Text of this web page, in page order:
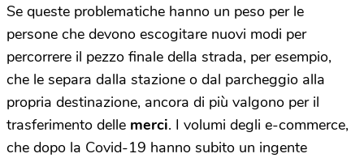
Se queste problematiche hanno un peso per le
persone che devono escogitare nuovi modi per
percorrere il pezzo finale della strada, per esempio,
che le separa dalla stazione o dal parcheggio alla
propria destinazione, ancora di più valgono per il
trasferimento delle merci. I volumi degli e-commerce,
che dopo la Covid-19 hanno subito un ingente